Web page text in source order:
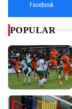
Facebook
POPULAR